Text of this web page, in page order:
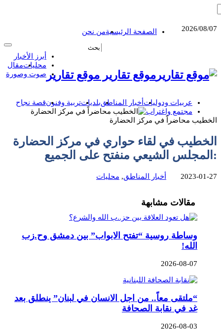
2026/08/07 الصفحة الرئيسيةمن نحن
موقع تقارير موقع تقارير
أبرز الأخبار
محلياتمقال
صوت وصورة
عربيات ودوليات أخبار المناطقبلدياتتربية وفنونقصة نجاح
مجتمع واغتراب
الخطيب محاضراً في مركز الحضارة
الخطيب في لقاء حواري في مركز الحضارة
:المجلس الشيعي منفتح على الجميع
2023-01-27 أخبار المناطق, محليات
مقالات مشابهة
وساطة روسية “تفتح الابواب” بين دمشق وح.زب
الله!
2026-08-07
“ملتقى معاً.. من اجل الانسان في لبنان” ينطلق بعد
غد في نقابة الصحافة
2026-08-03